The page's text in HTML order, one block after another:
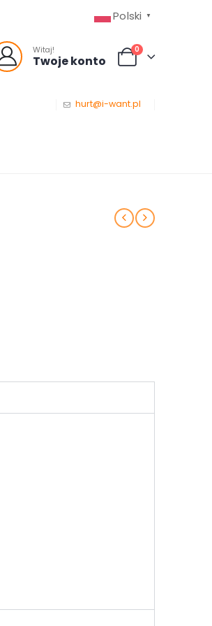
Polski ▼
Witaj!
Twoje konto
0
hurt@i-want.pl